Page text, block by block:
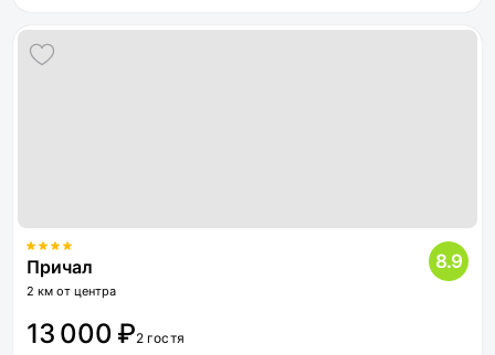
Причал
2 км от центра
8.9
13 000 ₽2 гостя